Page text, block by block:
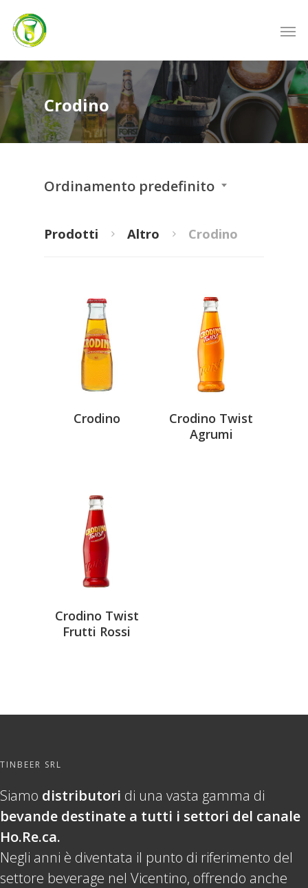
Crodino
Ordinamento predefinito
Prodotti Altro Crodino
Crodino
Crodino Twist
Agrumi
Crodino Twist
Frutti Rossi
TINBEER SRL
Siamo distributori di una vasta gamma di
bevande destinate a tutti i settori del canale
Ho.Re.ca.
Negli anni è diventata il punto di riferimento del
settore beverage nel Vicentino, offrendo anche